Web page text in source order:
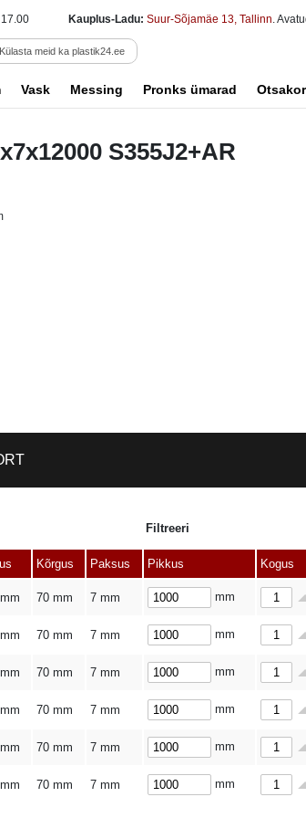
Kauplus-Ladu: Suur-Sõjamäe 13, Tallinn.
Külasta meid ka plastik24.ee
Vask Messing Pronks ümarad
S355J2+AR
Filtreeri
Kõrgus Paksus Pikkus Kogus
70 mm 7 mm mm
70 mm 7 mm mm
70 mm 7 mm mm
70 mm 7 mm mm
70 mm 7 mm mm
70 mm 7 mm mm